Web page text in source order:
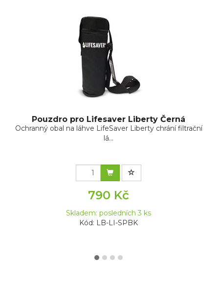
Pouzdro pro Lifesaver Liberty Černá
Ochranný obal na láhve LifeSaver Liberty chrání filtrační
lá...
790 Kč
Skladem: posledních 3 ks
Kód: LB-LI-SPBK